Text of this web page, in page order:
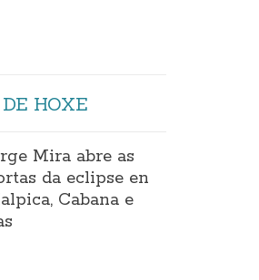
HOXE
Mira abre as
da eclipse en
Cabana e